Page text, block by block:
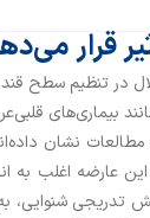
قرار
در تنظیم سطح
بیماری‌های
نشان
عارضه اغلب به
تدریجی